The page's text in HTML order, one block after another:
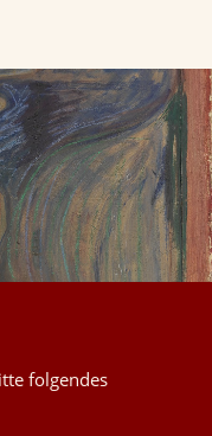
folgendes